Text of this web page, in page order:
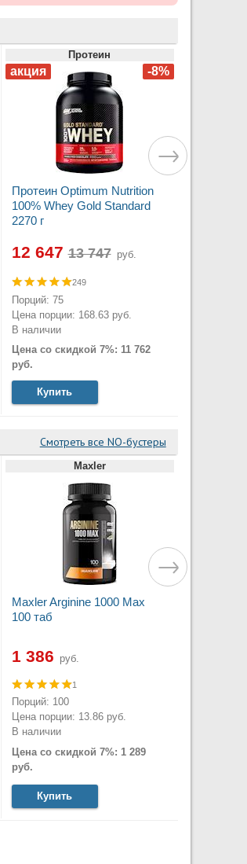
Протеин
Протеин Optimum Nutrition
100% Whey Gold Standard
2270 г
12 647 руб.
249
Порций: 75
Цена порции: 168.63 руб.
В наличии
Цена со скидкой 7%: 11 762
руб.
Купить
Смотреть все NO-бустеры
Maxler
Maxler Arginine 1000 Max
100 таб
1 386 руб.
1
Порций: 100
Цена порции: 13.86 руб.
В наличии
Цена со скидкой 7%: 1 289
руб.
Купить